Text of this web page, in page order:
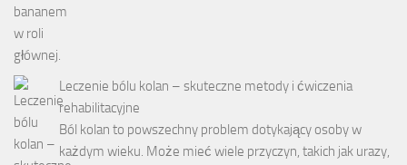
Leczenie bólu kolan – skuteczne metody i ćwiczenia
rehabilitacyjne
Ból kolan to powszechny problem dotykający osoby w
każdym wieku. Może mieć wiele przyczyn, takich jak urazy,